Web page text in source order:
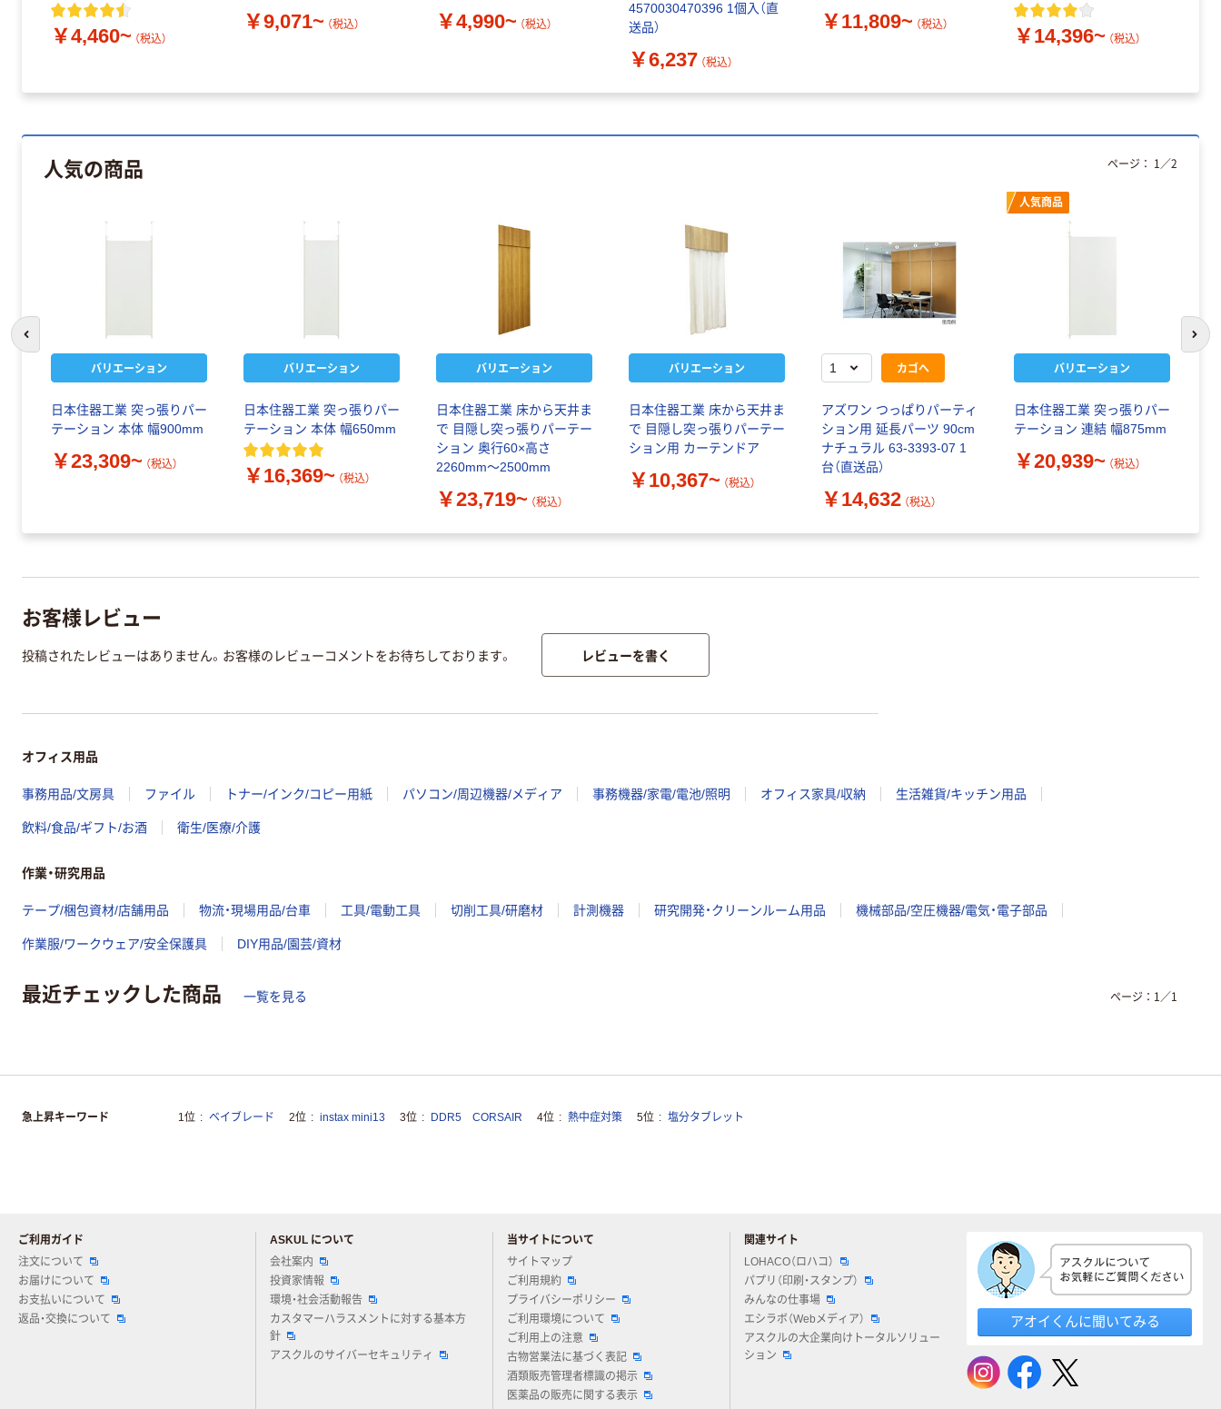
￥4,460~ （税込）
￥9,071~ （税込） ￥4,990~ （税込）
4570030470396 1個入（直
送品）
￥6,237 （税込）
￥11,809~ （税込） ￥14,396~ （税込）
人気の商品
バリエーション
日本住器工業 突っ張りパー
テーション 本体 幅900mm
￥23,309~ （税込）
バリエーション
日本住器工業 突っ張りパー
テーション 本体 幅650mm
￥16,369~ （税込）
バリエーション
日本住器工業 床から天井ま
で 目隠し突っ張りパーテー
ション 奥行60×高さ
2260mm～2500mm
￥23,719~ （税込）
バリエーション
日本住器工業 床から天井ま
で 目隠し突っ張りパーテー
ション用 カーテンドア
￥10,367~ （税込）
カゴへ
アズワン つっぱりパーティ
ション用 延長パーツ 90cm
ナチュラル 63-3393-07 1
台（直送品）
￥14,632 （税込）
人気商品
バリエーション
日本住器工業 突っ張りパー
テーション 連結 幅875mm
￥20,939~ （税込）
ページ： 1 ／2
前のスライドへ 次
お客様レビュー
投稿されたレビューはありません。お客様のレビューコメントをお待ちしております。 レビューを書く
オフィス用品
事務用品/文房具 ファイル トナー/インク/コピー用紙 パソコン/周辺機器/メディア 事務機器/家電/電池/照明 オフィス家具/収納 生活雑貨/キッチン用品
飲料/食品/ギフト/お酒 衛生/医療/介護
作業・研究用品
テープ/梱包資材/店舗用品 物流・現場用品/台車 工具/電動工具 切削工具/研磨材 計測機器 研究開発・クリーンルーム用品 機械部品/空圧機器/電気・電子部品
作業服/ワークウェア/安全保護具 DIY用品/園芸/資材
最近チェックした商品 一覧を見る ページ： 1 ／1
急上昇キーワード 1位 ベイブレード 2位 instax mini13 3位 DDR5 CORSAIR 4位 熱中症対策 5位 塩分タブレット
ご利用ガイド
注文について
お届けについて
お支払いについて
返品・交換について
ASKUL について
会社案内
投資家情報
環境・社会活動報告
カスタマーハラスメントに対する基本方
針
アスクルのサイバーセキュリティ
当サイトについて
サイトマップ
ご利用規約
プライバシーポリシー
ご利用環境について
ご利用上の注意
古物営業法に基づく表記
酒類販売管理者標識の掲示
医薬品の販売に関する表示
関連サイト
LOHACO（ロハコ）
パプリ（印刷・スタンプ）
みんなの仕事場
エシラボ（Webメディア）
アスクルの大企業向けトータルソリュー
ション
アオイくんに聞いてみる